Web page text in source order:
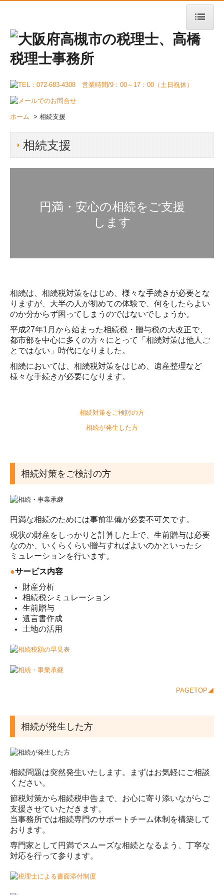
ホーム
当事務所の強み
ごあいさつ
事務所概要
税務・会計
事業承継
確定申告
相続支援
新規のお客さまへ
お客様の声
スタッフインタビュー
募集要項
ホーム > 相続支援
相続支援
円満・安心の相続をご支援
します
相続は、相続税対策をはじめ、様々な手続きが必要とな
りますが、大半の人が初めての体験で、何をしたらよい
のか分からず困ってしまうのではないでしょうか。
平成27年1月から始まった相続税・贈与税の大改正で、
都市部を中心に多くの方々にとって「相続対策は他人ご
とではない」時代になりました。
相続においては、相続税対策をはじめ、遺産整理など
様々な手続きが必要になります。
相続対策をご検討の方
相続が発生した方
相続対策をご検討の方
円満な相続のためには事前準備が必要不可欠です。
現状の財産をしっかりと計算した上で、生前贈与は必要
なのか、いくらくらい贈与すればよいのかといったシ
ミュレーションを行います。
●サービス内容
財産分析
相続税シミュレーション
生前贈与
遺言書作成
土地の活用
PAGETOP◢
相続が発生した方
相続問題は突然発生いたします。まずはお気軽にご相談
ください。
節税対策から相続税申告まで、お心に寄り添いながらご
支援させていただきます。
当事務所では相続専門のサポートチーム体制を構築して
おります。
専門家として円満でスムーズな相続となるよう、丁寧な
対応を行って参ります。